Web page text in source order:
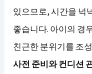
있으므로, 시간을 넉
좋습니다. 아이의 경
친근한 분위기를 조
사전 준비와 컨디션